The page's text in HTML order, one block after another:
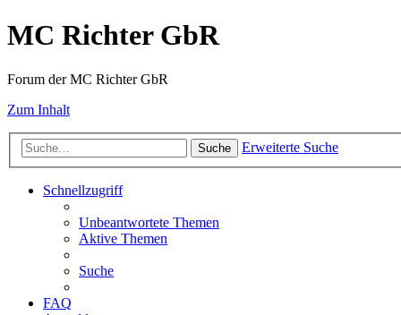
MC Richter GbR
Forum der MC Richter GbR
Zum Inhalt
Suche Erweiterte Suche
Schnellzugriff
Unbeantwortete Themen
Aktive Themen
Suche
FAQ